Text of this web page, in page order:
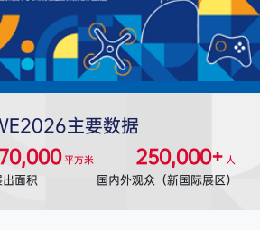
主要数据
平方米
出面积
250,000+人
国内外观众（新国际展区）